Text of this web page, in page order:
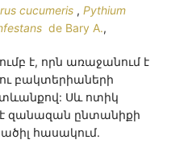
cucumeris , Pythium
de Bary A.,
է, որն առաջանում է
բակտերիաների
Սև ոտիկ
է զանազան ընտանիքի
հասակում.